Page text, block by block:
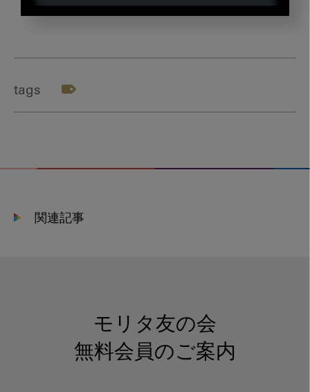
tags
関連記事
モリタ友の会
無料会員のご案内